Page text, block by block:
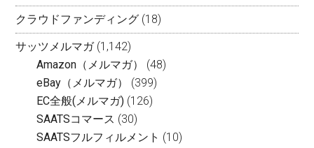
クラウドファンディング (18)
サッツメルマガ(1,142)
Amazon（メルマガ）
(48)
eBay（メルマガ）
(399)
EC全般(メルマガ) (126)
SAATSコマース (30)
SAATSフルフィルメント (10)